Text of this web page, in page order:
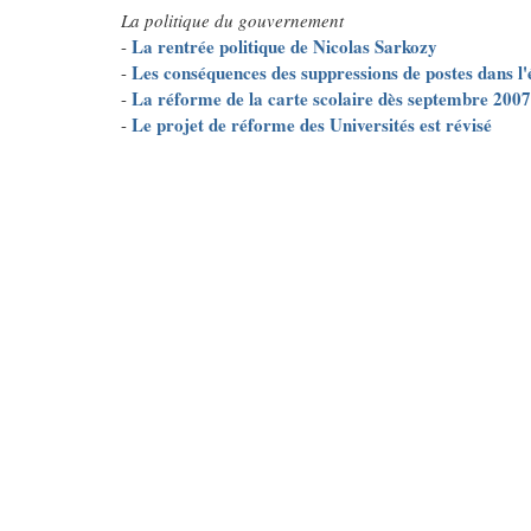
La politique du gouvernement
- La rentrée politique de Nicolas Sarkozy
- Les conséquences des suppressions de postes dans
- La réforme de la carte scolaire dès septembre 2007
- Le projet de réforme des Universités est révisé